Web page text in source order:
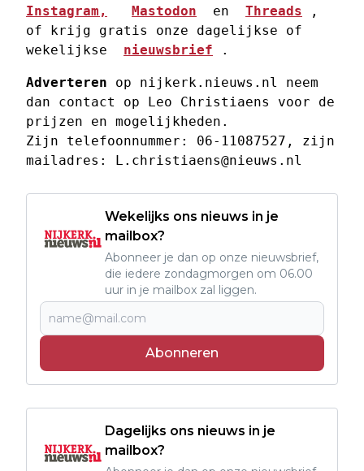
Instagram,
Mastodon
  en
Threads ,
of krijg gratis onze dagelijkse of
wekelijkse nieuwsbrief .
Adverteren op nijkerk.nieuws.nl neem
dan contact op Leo Christiaens voor de
prijzen en mogelijkheden.
Zijn telefoonnummer: 06-11087527, zijn
mailadres: L.christiaens@nieuws.nl
Wekelijks ons nieuws in je
mailbox?
Abonneer je dan op onze nieuwsbrief,
die iedere zondagmorgen om 06.00
uur in je mailbox zal liggen.
Abonneren
Dagelijks ons nieuws in je
mailbox?